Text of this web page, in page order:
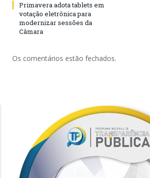
Primavera adota tablets em
votação eletrônica para
modernizar sessões da
Câmara
Os comentários estão fechados.